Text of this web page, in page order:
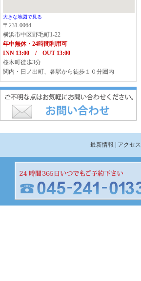
大きな地図で見る
〒231-0064
横浜市中区野毛町1-22
年中無休・24時間利用可
INN 13:00 / OUT 13:00
桜木町徒歩3分
関内・日ノ出町、各駅から徒歩１０分圏内
最新情報 | アクセス